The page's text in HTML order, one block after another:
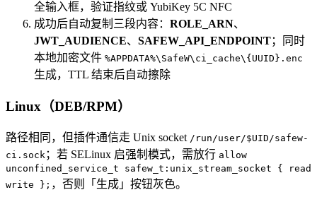
全输入框，验证指纹或 YubiKey 5C NFC
成功后自动复制三段内容： ROLE_ARN、
JWT_AUDIENCE、 SAFEW_API_ENDPOINT；同时
本地加密文件 %APPDATA%\SafeW\ci_cache\{UUID}.enc
生成，TTL 结束后自动擦除
Linux（DEB/RPM）
路径相同，但插件通信走 Unix socket /run/user/$UID/safew-
ci.sock ；若 SELinux 启强制模式，需放行 allow
unconfined_service_t safew_t:unix_stream_socket { read
write }; ，否则「生成」按钮灰色。